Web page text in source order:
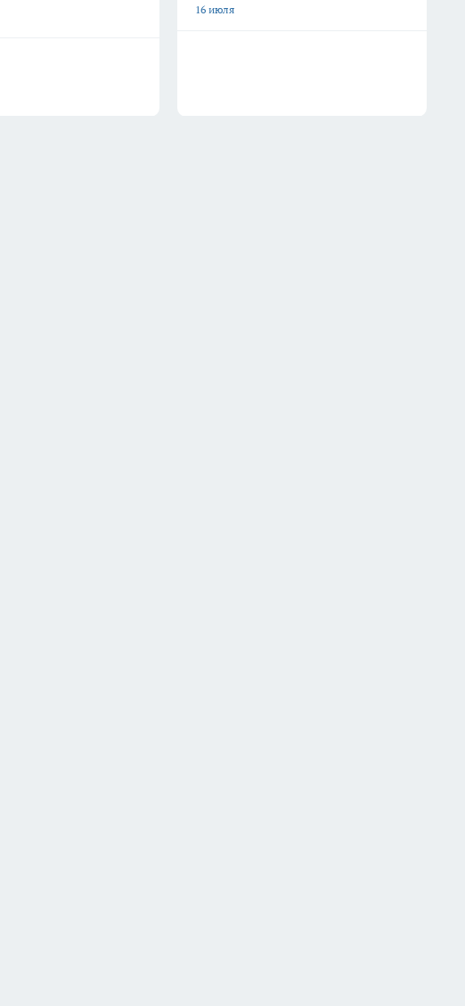
16 июля